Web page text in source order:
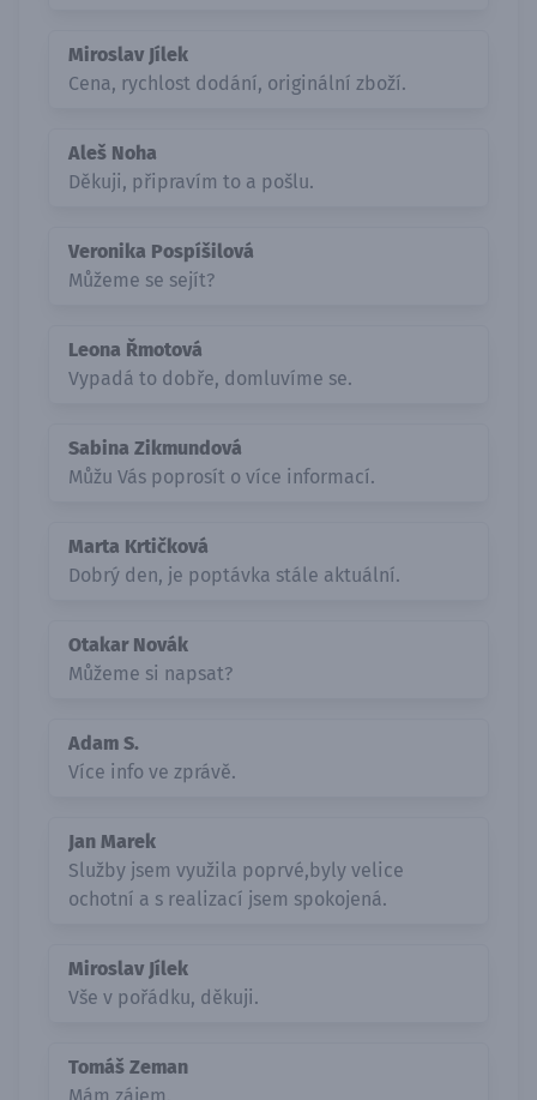
Miroslav Jílek
Cena, rychlost dodání, originální zboží.
Aleš Noha
Děkuji, připravím to a pošlu.
Veronika Pospíšilová
Můžeme se sejít?
Leona Řmotová
Vypadá to dobře, domluvíme se.
Sabina Zikmundová
Můžu Vás poprosít o více informací.
Marta Krtičková
Dobrý den, je poptávka stále aktuální.
Otakar Novák
Můžeme si napsat?
Adam S.
Více info ve zprávě.
Jan Marek
Služby jsem využila poprvé,byly velice
ochotní a s realizací jsem spokojená.
Miroslav Jílek
Vše v pořádku, děkuji.
Tomáš Zeman